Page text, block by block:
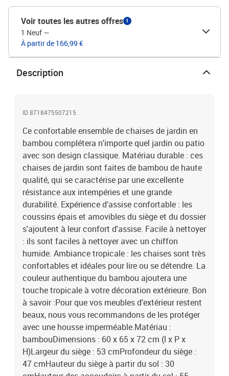
Voir toutes les autres offres 1
1 Neuf —
À partir de 166,99 €
Description
ID 8718475507215
Ce confortable ensemble de chaises de jardin en
bambou complétera n'importe quel jardin ou patio
avec son design classique. Matériau durable : ces
chaises de jardin sont faites de bambou de haute
qualité, qui se caractérise par une excellente
résistance aux intempéries et une grande
durabilité. Expérience d’assise confortable : les
coussins épais et amovibles du siège et du dossier
s'ajoutent à leur confort d'assise. Facile à nettoyer
: ils sont faciles à nettoyer avec un chiffon
humide. Ambiance tropicale : les chaises sont très
confortables et idéales pour lire ou se détendre. La
couleur authentique du bambou ajoutera une
touche tropicale à votre décoration extérieure. Bon
à savoir :Pour que vos meubles d'extérieur restent
beaux, nous vous recommandons de les protéger
avec une housse imperméable.Matériau :
bambouDimensions : 60 x 65 x 72 cm (l x P x
H)Largeur du siège : 53 cmProfondeur du siège :
47 cmHauteur du siège à partir du sol : 30